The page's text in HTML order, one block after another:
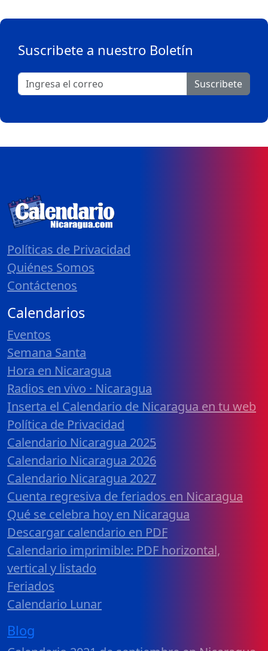
Suscribete a nuestro Boletín
Suscribete
Políticas de Privacidad
Quiénes Somos
Contáctenos
Calendarios
Eventos
Semana Santa
Hora en Nicaragua
Radios en vivo · Nicaragua
Inserta el Calendario de Nicaragua en tu web
Política de Privacidad
Calendario Nicaragua 2025
Calendario Nicaragua 2026
Calendario Nicaragua 2027
Cuenta regresiva de feriados en Nicaragua
Qué se celebra hoy en Nicaragua
Descargar calendario en PDF
Calendario imprimible: PDF horizontal,
vertical y listado
Feriados
Calendario Lunar
Blog